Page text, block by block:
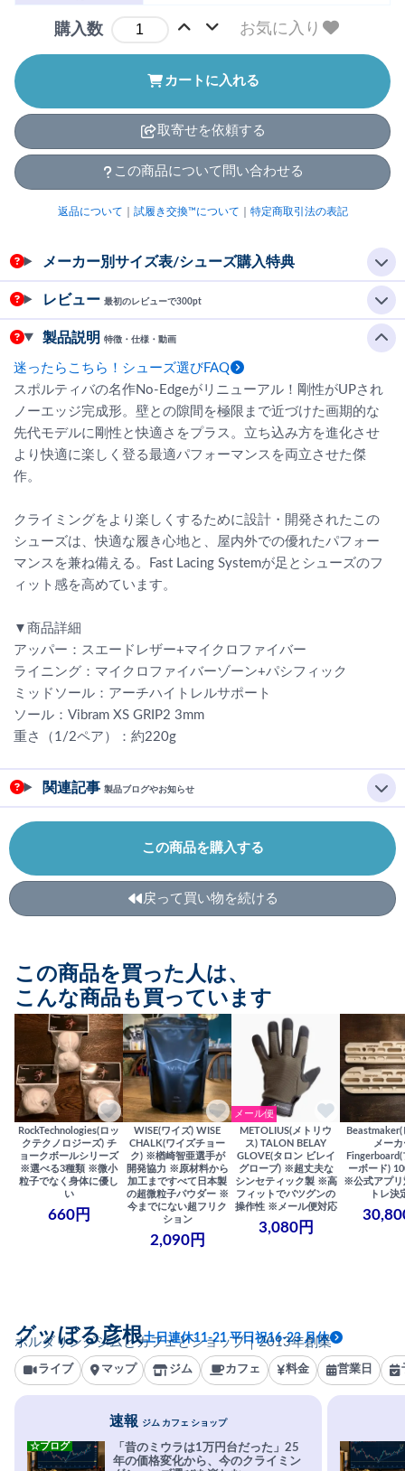
購入数 お気に入り
カートに入れる
取寄せを依頼する
この商品について問い合わせる
返品について 試履き交換™について 特定商取引法の表記
メーカー別サイズ表/シューズ購入特典
レビュー 最初のレビューで300pt
製品説明 特徴・仕様・動画
迷ったらこちら！シューズ選びFAQ
スポルティバの名作No-Edgeがリニューアル！剛性がUPされ
ノーエッジ完成形。壁との隙間を極限まで近づけた画期的な
先代モデルに剛性と快適さをプラス。立ち込み方を進化させ
より快適に楽しく登る最適パフォーマンスを両立させた傑
作。
クライミングをより楽しくするために設計・開発されたこの
シューズは、快適な履き心地と、屋内外での優れたパフォー
マンスを兼ね備える。Fast Lacing Systemが足とシューズのフ
ィット感を高めています。
▼商品詳細
アッパー：スエードレザー+マイクロファイバー
ライニング：マイクロファイバーゾーン+パシフィック
ミッドソール：アーチハイトレルサポート
ソール：Vibram XS GRIP2 3mm
重さ（1/2ペア）：約220g
関連記事 製品ブログやお知らせ
この商品を購入する
戻って買い物を続ける
この商品を買った人は、
こんな商品も買っています
RockTechnologies(ロッ
クテクノロジーズ) チ
ョークボールシリーズ
※選べる3種類 ※微小
粒子でなく身体に優し
い
660円
WISE(ワイズ) WISE
CHALK(ワイズチョー
ク) ※楢崎智亜選手が
開発協力 ※原材料から
加工まですべて日本製
の超微粒子パウダー ※
今までにない超フリク
ション
2,090円
メール便
METOLIUS(メトリウ
ス) TALON BELAY
GLOVE(タロン ビレイ
グローブ) ※超丈夫な
シンセティック製 ※高
フィットでバツグンの
操作性 ※メール便対応
3,080円
メーカ
ーボード)
※公式アプ
トレ決
ボルダリングジムとカフェとショップ｜2013年創業
グッぼる彦根土日連休11-21 平日祝16-23 月休
ライブ マップ ジム カフェ 料金 営業日
速報 ジム カフェ ショップ
「昔のミウラは1万円台だった」25
年の価格変化から、今のクライミン
☆ブログ